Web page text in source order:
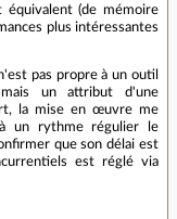
(de mémoire
plus intéressantes
pas propre à un outil
un attribut d'une
la mise en œuvre me
un rythme régulier le
que son délai est
est réglé via